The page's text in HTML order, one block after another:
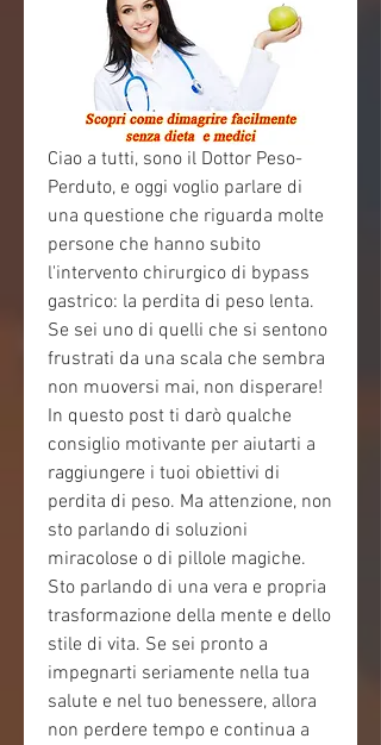
Ciao a tutti, sono il Dottor Peso-
Perduto, e oggi voglio parlare di
una questione che riguarda molte
persone che hanno subito
l'intervento chirurgico di bypass
gastrico: la perdita di peso lenta.
Se sei uno di quelli che si sentono
frustrati da una scala che sembra
non muoversi mai, non disperare!
In questo post ti darò qualche
consiglio motivante per aiutarti a
raggiungere i tuoi obiettivi di
perdita di peso. Ma attenzione, non
sto parlando di soluzioni
miracolose o di pillole magiche.
Sto parlando di una vera e propria
trasformazione della mente e dello
stile di vita. Se sei pronto a
impegnarti seriamente nella tua
salute e nel tuo benessere, allora
non perdere tempo e continua a